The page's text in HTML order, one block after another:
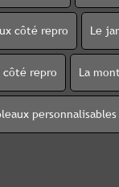
côté repro Le
côté repro La
personnalisables